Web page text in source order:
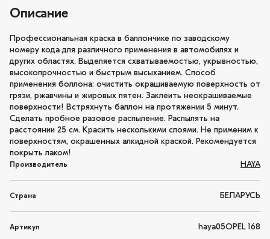
Описание
Профессиональная краска в баллончике по заводскому
номеру кода для различного применения в автомобилях и
других областях. Выделяется схватываемостью, укрывностью,
высокопрочностью и быстрым высыханием. Способ
применения боллона: очистить окрашиваемую поверхность от
грязи, ржавчины и жировых пятен. Заклеить неокрашиваемые
поверхности! Встряхнуть баллон на протяжении 5 минут.
Сделать пробное разовое распыление. Распылять на
расстоянии 25 см. Красить несколькими слоями. Не применим к
поверхностям, окрашенных алкидной краской. Рекомендуется
покрыть лаком!
Производитель HAYA
Страна БЕЛАРУСЬ
Артикул haya05OPEL 168